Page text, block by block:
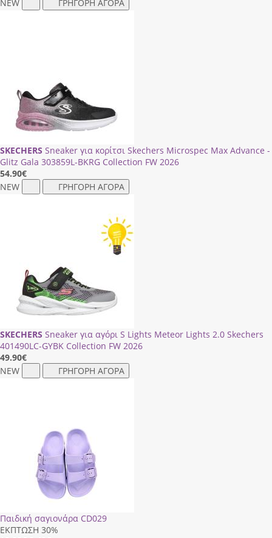
NEW
ΓΡΗΓΟΡΗ ΑΓΟΡΑ
SKECHERS Sneaker για κορίτσι Skechers Microspec Max Advance -
Glitz Gala 303859L-BKRG Collection FW 2026
54.90€
NEW
ΓΡΗΓΟΡΗ ΑΓΟΡΑ
SKECHERS Sneaker για αγόρι S Lights Meteor Lights 2.0 Skechers
401490LC-GΥΒΚ Collection FW 2026
49.90€
NEW
ΓΡΗΓΟΡΗ ΑΓΟΡΑ
Παιδική σαγιονάρα CD029
ΕΚΠΤΩΣΗ 30%